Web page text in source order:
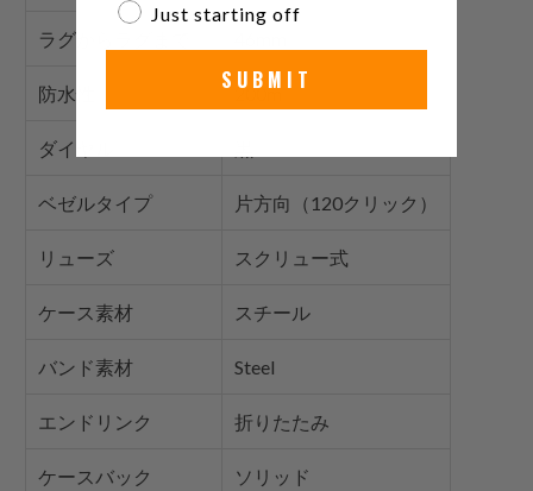
ラグからラグまで
防水性 200m
ダイヤル
ベゼルタイプ 片方向（120クリック）
リューズ スクリュー式
ケース素材 スチール
バンド素材 Steel
エンドリンク 折りたたみ
ケースバック ソリッド
Just starting off
SUBMIT